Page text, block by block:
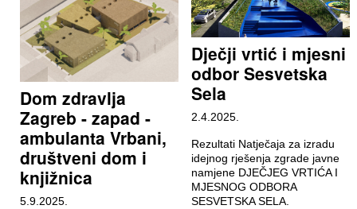
Dom zdravlja
Zagreb - zapad -
ambulanta Vrbani,
društveni dom i
knjižnica
5.9.2025.
Dječji vrtić i mjesni
odbor Sesvetska
Sela
2.4.2025.
Rezultati Natječaja za izradu
idejnog rješenja zgrade javne
namjene DJEČJEG VRTIĆA I
MJESNOG ODBORA
SESVETSKA SELA.